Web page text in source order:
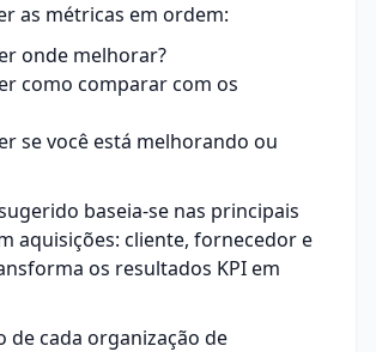
as métricas em ordem:
onde melhorar?
como comparar com os
se você está melhorando ou
baseia-se nas principais
aquisições: cliente, fornecedor e
os resultados KPI em
de cada organização de